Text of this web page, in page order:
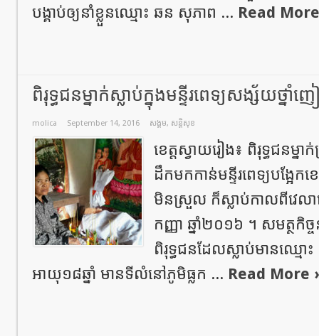
បង្គាប់ឲ្យនាំខ្លួនឈ្មោះ ឆន សុភាព ... Read
ពិរុទ្ធជនម្នាក់ស្លាប់ក្នុងមន្ទីរពេទ្យសង្ស័យថ្នាំញៀ
molica September 14, 2016 សង្គម, សន្តិសុខ
ខេត្តស្វាយរៀង៖ ពិរុទ្ធជនម្នា
ដឹកមកកាន់មន្ទីរពេទ្យបង្អែ
មិនស្រួល ក៏ស្លាប់កាលពីវេលា
កញ្ញា ឆ្នាំ២០១៦ ។ សមត្ថកិច្
ពិរុទ្ធជនដែលស្លាប់មានឈ្ម
អាយុ១៨ឆ្នាំ មានទីលំនៅភូមិធ្លក ... Read More